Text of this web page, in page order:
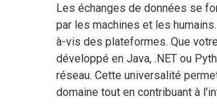
Les échanges de données se
par les machines et les
à-vis des plateformes. Que
développé en Java, .NET ou
réseau. Cette universalité
domaine tout en contribuant à